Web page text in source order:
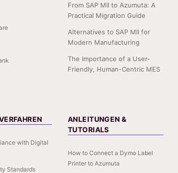
From SAP MII to Azumuta: A
Practical Migration Guide
Alternatives to SAP MII for
Modern Manufacturing
The Importance of a User-
Friendly, Human-Centric MES
with Digital
Standards
ANLEITUNGEN &
TUTORIALS
How to Connect a Dymo Label
Printer to Azumuta